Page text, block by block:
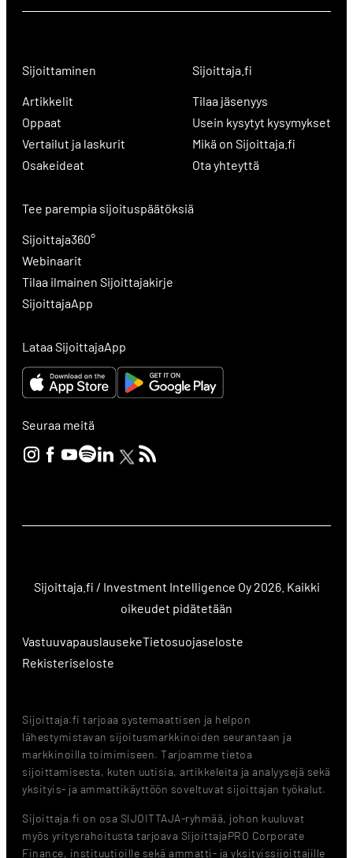
Sijoittaminen
Artikkelit
Oppaat
Vertailut ja laskurit
Osakeideat
Sijoittaja.fi
Tilaa jäsenyys
Usein kysytyt kysymykset
Mikä on Sijoittaja.fi
Ota yhteyttä
Tee parempia sijoituspäätöksiä
Sijoittaja360°
Webinaarit
Tilaa ilmainen Sijoittajakirje
SijoittajaApp
Lataa SijoittajaApp
Seuraa meitä
Sijoittaja.fi / Investment Intelligence Oy 2026. Kaikki
oikeudet pidätetään
VastuuvapauslausekeTietosuojaseloste
Rekisteriseloste
Sijoittaja.fi tarjoaa systemaattisen ja helpon
lähestymistavan sijoitusmarkkinoiden seurantaan ja
markkinoilla toimimiseen. Tarjoamme tietoa
sijoittamisesta, kuten uutisia, artikkeleita ja analyysejä sekä
yksityis- ja ammattikäyttöön soveltuvat sijoittajan työkalut.
Sijoittaja.fi on osa SIJOITTAJA-ryhmää, johon kuuluvat
myös yritysrahoitusta tarjoava SijoittajaPRO Corporate
Finance, instituutioille sekä ammatti- ja yksityissijoittajille